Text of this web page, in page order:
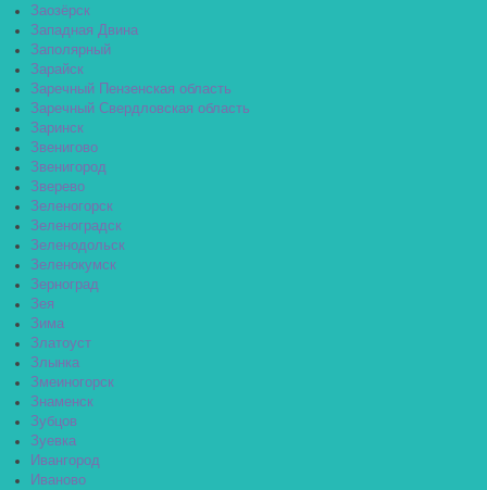
Заозёрск
Западная Двина
Заполярный
Зарайск
Заречный Пензенская область
Заречный Свердловская область
Заринск
Звенигово
Звенигород
Зверево
Зеленогорск
Зеленоградск
Зеленодольск
Зеленокумск
Зерноград
Зея
Зима
Златоуст
Злынка
Змеиногорск
Знаменск
Зубцов
Зуевка
Ивангород
Иваново